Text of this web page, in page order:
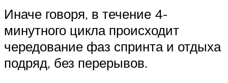
Иначе говоря, в течение 4-
минутного цикла происходит
чередование фаз спринта и отдыха
подряд, без перерывов.